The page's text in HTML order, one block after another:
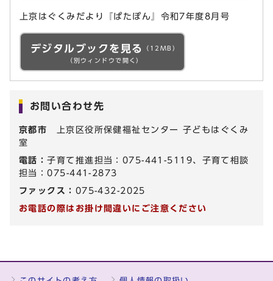
上京はぐくみだより『ぱたぽん』令和7年度8月号
デジタルブックを見る
（12MB）
（別ウィンドウで開く）
お問い合わせ先
京都市 上京区役所保健福祉センター 子どもはぐくみ
室
電話：子育て推進担当：075-441-5119、子育て相談
担当：075-441-2873
ファックス： 075-432-2025
お電話の際はお掛け間違いにご注意ください